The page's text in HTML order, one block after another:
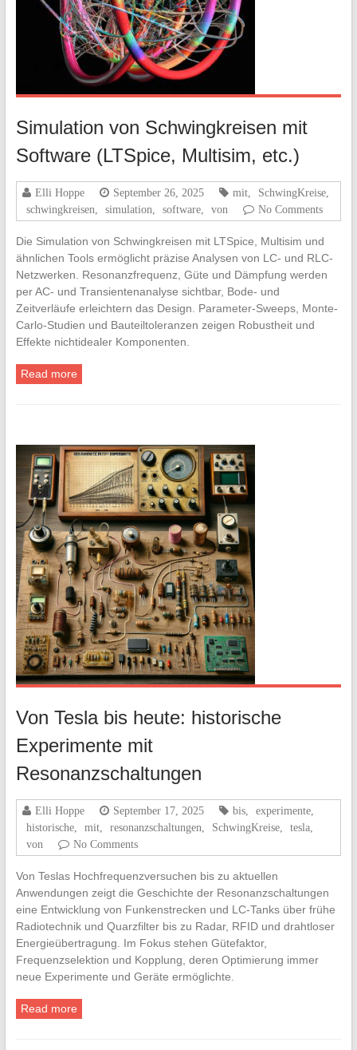
Simulation von Schwingkreisen mit
Software (LTSpice, Multisim, etc.)
Elli Hoppe September 26, 2025 mit, SchwingKreise,
schwingkreisen
simulation software, von No Comments
Die Simulation von Schwingkreisen mit LTSpice, Multisim und
ähnlichen Tools ermöglicht präzise Analysen von LC- und RLC-
Netzwerken. Resonanzfrequenz, Güte und Dämpfung werden
per AC- und Transientenanalyse sichtbar, Bode- und
Zeitverläufe erleichtern das Design. Parameter-Sweeps, Monte-
Carlo-Studien und Bauteiltoleranzen zeigen Robustheit und
Effekte nichtidealer Komponenten.
Read more
Von Tesla bis heute: historische
Experimente mit
Resonanzschaltungen
Elli Hoppe September 17, 2025 bis, experimente,
historische, mit, resonanzschaltungen SchwingKreise, tesla,
von
No Comments
Von Teslas Hochfrequenzversuchen bis zu aktuellen
Anwendungen zeigt die Geschichte der Resonanzschaltungen
eine Entwicklung von Funkenstrecken und LC-Tanks über frühe
Radiotechnik und Quarzfilter bis zu Radar, RFID und drahtloser
Energieübertragung. Im Fokus stehen Gütefaktor,
Frequenzselektion und Kopplung, deren Optimierung immer
neue Experimente und Geräte ermöglichte.
Read more